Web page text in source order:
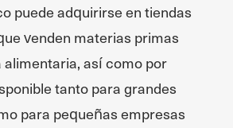
puede adquirirse en tiendas
venden materias primas
alimentaria, así como por
tanto para grandes
para pequeñas empresas